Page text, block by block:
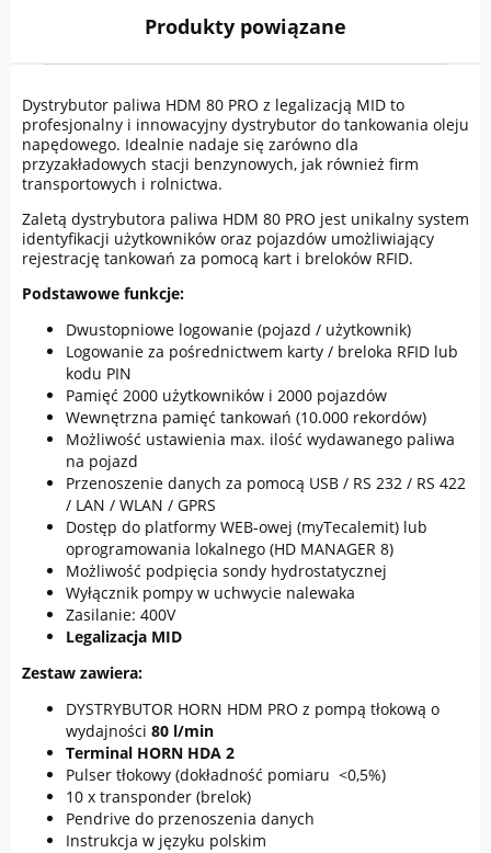
Produkty powiązane
Dystrybutor paliwa HDM 80 PRO z legalizacją MID to
profesjonalny i innowacyjny dystrybutor do tankowania oleju
napędowego. Idealnie nadaje się zarówno dla
przyzakładowych stacji benzynowych, jak również firm
transportowych i rolnictwa.
Zaletą dystrybutora paliwa HDM 80 PRO jest unikalny system
identyfikacji użytkowników oraz pojazdów umożliwiający
rejestrację tankowań za pomocą kart i breloków RFID.
Podstawowe funkcje:
Dwustopniowe logowanie (pojazd / użytkownik)
Logowanie za pośrednictwem karty / breloka RFID lub
kodu PIN
Pamięć 2000 użytkowników i 2000 pojazdów
Wewnętrzna pamięć tankowań (10.000 rekordów)
Możliwość ustawienia max. ilość wydawanego paliwa
na pojazd
Przenoszenie danych za pomocą USB / RS 232 / RS 422
/ LAN / WLAN / GPRS
Dostęp do platformy WEB-owej (myTecalemit) lub
oprogramowania lokalnego (HD MANAGER 8)
Możliwość podpięcia sondy hydrostatycznej
Wyłącznik pompy w uchwycie nalewaka
Zasilanie: 400V
Legalizacja MID
Zestaw zawiera:
DYSTRYBUTOR HORN HDM PRO z pompą tłokową o
wydajności 80 l/min
Terminal HORN HDA 2
Pulser tłokowy (dokładność pomiaru <0,5%)
10 x transponder (brelok)
Pendrive do przenoszenia danych
Instrukcja w języku polskim